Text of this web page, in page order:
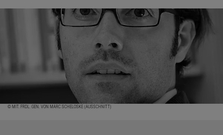
© MIT. FRDL. GEN. VON MARC SCHELOSKE (AUSSCHNITT)